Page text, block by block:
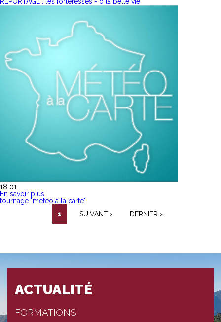
18 01
En savoir plus
tournage "météo à la carte"
1
SUIVANT › DERNIER »
ACTUALITÉ
FORMATIONS